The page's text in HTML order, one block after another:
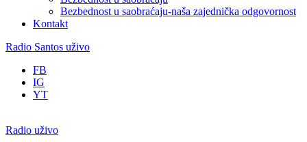
Bezbednost u saobraćaju-naša zajednička odgovornost
Kontakt
Radio Santos uživo
FB
IG
YT
Radio uživo